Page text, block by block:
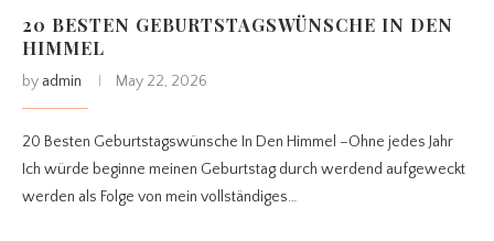
20 BESTEN GEBURTSTAGSWÜNSCHE IN DEN
HIMMEL
by admin May 22, 2026
20 Besten Geburtstagswünsche In Den Himmel –Ohne jedes Jahr
Ich würde beginne meinen Geburtstag durch werdend aufgeweckt
werden als Folge von mein vollständiges…